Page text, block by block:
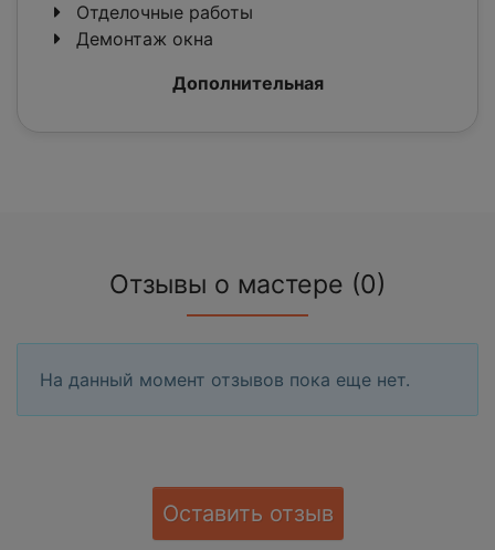
Отделочные работы
Демонтаж окна
Дополнительная
Отзывы о мастере (0)
На данный момент отзывов пока еще нет.
Оставить отзыв